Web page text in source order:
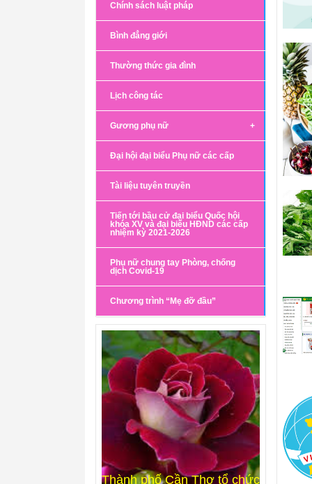
Chính sách luật pháp
Bình đẳng giới
Thường thức gia đình
Lịch công tác
Gương phụ nữ
Đại hội đại biểu Phụ nữ các cấp
Tài liệu tuyên truyền
Tiến tới bầu cử đại biểu Quốc hội
khóa XV và đại biểu HĐND các cấp
nhiệm kỳ 2021-2026
Phụ nữ chung tay Phòng, chống
dịch Covid-19
Chương trình “Mẹ đỡ đầu”
Thành phố Cần Thơ tổ chức
bắn pháo hoa tầm cao đón